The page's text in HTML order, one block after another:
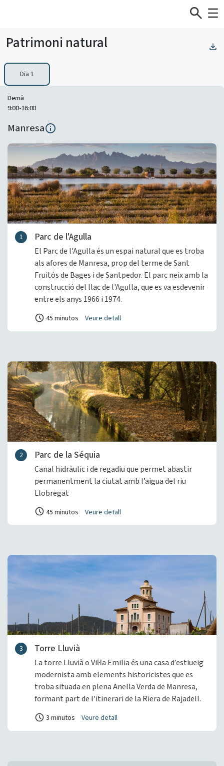
Patrimoni natural
Dia 1
Demà
9:00-16:00
Manresa
1 Parc de l'Agulla
El Parc de l'Agulla és un espai natural que es troba
als afores de Manresa, prop del terme de Sant
Fruitós de Bages i de Santpedor. El parc neix amb la
construcció del llac de l'Agulla, que es va esdevenir
entre els anys 1966 i 1974.
45 minutos Veure detall
2 Parc de la Séquia
Canal hidràulic i de regadiu que permet abastir
permanentment la ciutat amb l’aigua del riu
Llobregat
45 minutos Veure detall
3 Torre Lluvià
La torre Lluvià o Vil·la Emilia és una casa d’estiueig
modernista amb elements historicistes que es
troba situada en plena Anella Verda de Manresa,
formant part de l'itinerari de la Riera de Rajadell.
3 minutos Veure detall